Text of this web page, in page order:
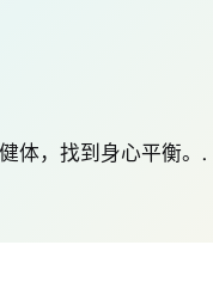
体，找到身心平衡。.